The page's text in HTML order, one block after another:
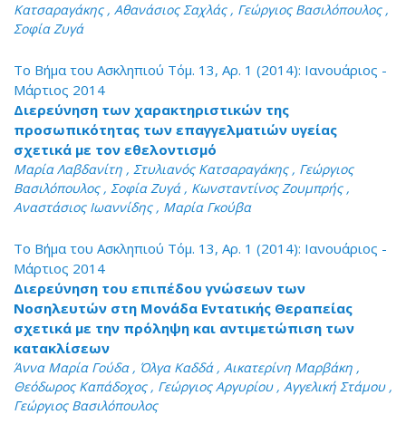
Κατσαραγάκης , Αθανάσιος Σαχλάς , Γεώργιος Βασιλόπουλος ,
Σοφία Ζυγά
Το Βήμα του Ασκληπιού Τόμ. 13, Αρ. 1 (2014): Ιανουάριος -
Μάρτιος 2014
Διερεύνηση των χαρακτηριστικών της
προσωπικότητας των επαγγελματιών υγείας
σχετικά με τον εθελοντισμό
Μαρία Λαβδανίτη , Στυλιανός Κατσαραγάκης , Γεώργιος
Βασιλόπουλος , Σοφία Ζυγά , Κωνσταντίνος Ζουμπρής ,
Αναστάσιος Ιωαννίδης , Μαρία Γκούβα
Το Βήμα του Ασκληπιού Τόμ. 13, Αρ. 1 (2014): Ιανουάριος -
Μάρτιος 2014
Διερεύνηση του επιπέδου γνώσεων των
Νοσηλευτών στη Μονάδα Εντατικής Θεραπείας
σχετικά με την πρόληψη και αντιμετώπιση των
κατακλίσεων
Άννα Μαρία Γούδα , Όλγα Καδδά , Αικατερίνη Μαρβάκη ,
Θεόδωρος Καπάδοχος , Γεώργιος Αργυρίου , Αγγελική Στάμου ,
Γεώργιος Βασιλόπουλος